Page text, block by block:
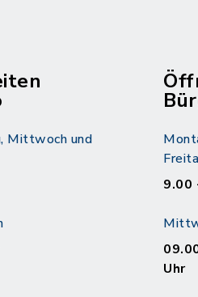
Mittwoch und
9.00
Uhr